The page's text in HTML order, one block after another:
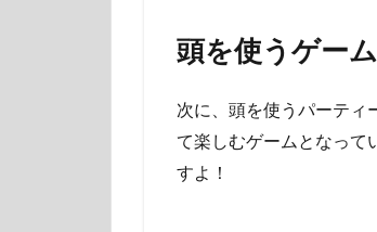
頭を使うゲー
次に、頭を使うパーティ
て楽しむゲームとなって
すよ！